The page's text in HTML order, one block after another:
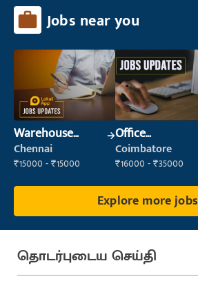
Jobs near you
Warehouse
Supervisor
(Warehouse &
Chennai
₹15000 - ₹15000
Office
Administrator
Coimbatore
₹16000 - ₹35000
Explore more jobs
தொடர்புடைய செய்தி